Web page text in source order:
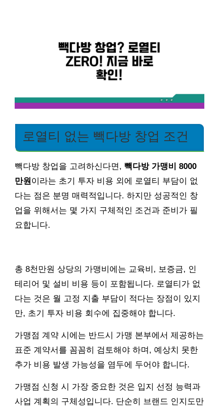
로열티 없는 빽다방 창업 조건
빽다방 창업을 고려하신다면, 빽다방 가맹비 8000
만원이라는 초기 투자 비용 외에 로열티 부담이 없
다는 점은 분명 매력적입니다. 하지만 성공적인 창
업을 위해서는 몇 가지 구체적인 조건과 준비가 필
요합니다.
총 8천만원 상당의 가맹비에는 교육비, 보증금, 인
테리어 및 설비 비용 등이 포함됩니다. 로열티가 없
다는 것은 월 고정 지출 부담이 적다는 장점이 있지
만, 초기 투자 비용 회수에 집중해야 합니다.
가맹점 계약 시에는 반드시 가맹 본부에서 제공하는
표준 계약서를 꼼꼼히 검토해야 하며, 예상치 못한
추가 비용 발생 가능성을 염두에 두어야 합니다.
가맹점 신청 시 가장 중요한 것은 입지 선정 능력과
사업 계획의 구체성입니다. 단순히 브랜드 인지도만